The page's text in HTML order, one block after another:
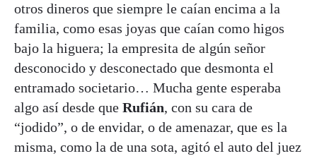
otros dineros que siempre le caían encima a la
familia, como esas joyas que caían como higos
bajo la higuera; la empresita de algún señor
desconocido y desconectado que desmonta el
entramado societario… Mucha gente esperaba
algo así desde que Rufián, con su cara de
“jodido”, o de envidar, o de amenazar, que es la
misma, como la de una sota, agitó el auto del juez